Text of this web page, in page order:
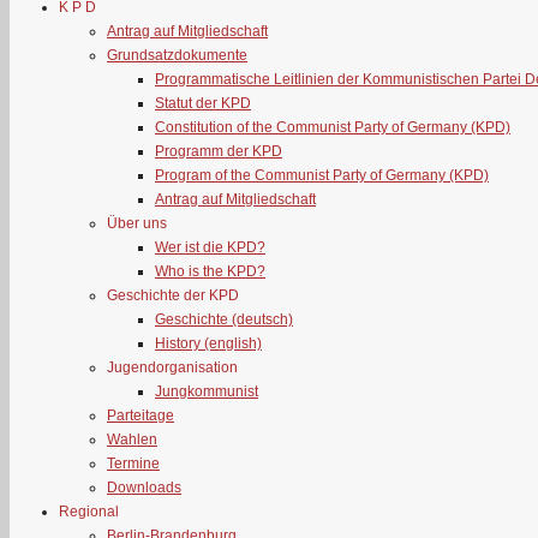
K P D
Antrag auf Mitgliedschaft
Grundsatzdokumente
Programmatische Leitlinien der Kommunistischen Partei
Statut der KPD
Constitution of the Communist Party of Germany (KPD)
Programm der KPD
Program of the Communist Party of Germany (KPD)
Antrag auf Mitgliedschaft
Über uns
Wer ist die KPD?
Who is the KPD?
Geschichte der KPD
Geschichte (deutsch)
History (english)
Jugendorganisation
Jungkommunist
Parteitage
Wahlen
Termine
Downloads
Regional